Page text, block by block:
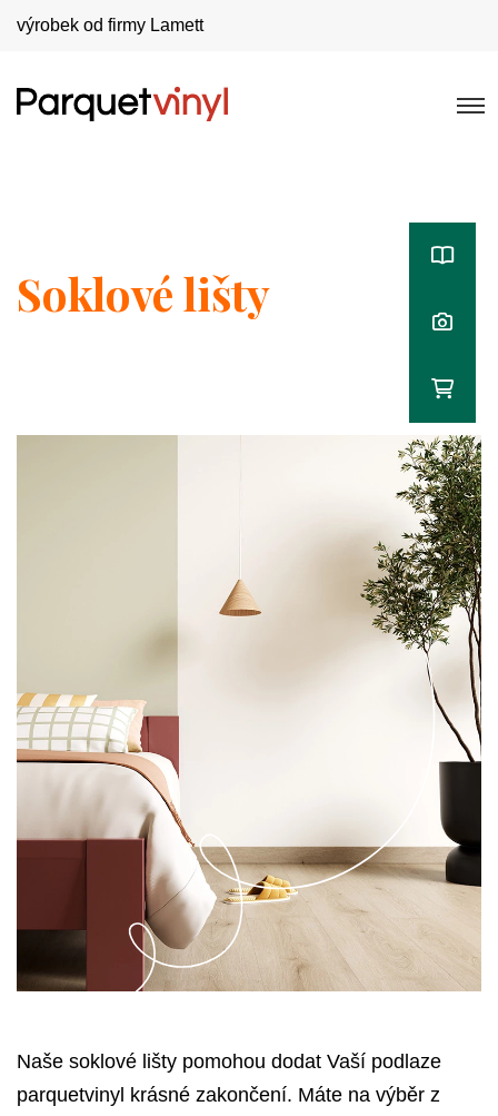
výrobek od firmy Lamett
Soklové lišty
Naše soklové lišty pomohou dodat Vaší podlaze
parquetvinyl krásné zakončení. Máte na výběr z